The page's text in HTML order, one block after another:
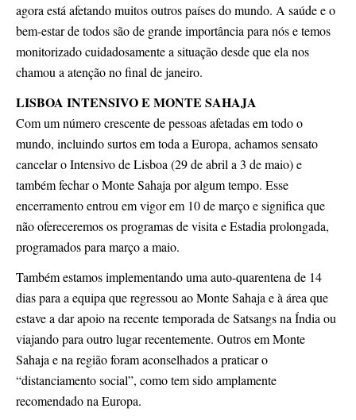
agora está afetando muitos outros países do mundo. A saúde e o
bem-estar de todos são de grande importância para nós e temos
monitorizado cuidadosamente a situação desde que ela nos
chamou a atenção no final de janeiro.
LISBOA INTENSIVO E MONTE SAHAJA
Com um número crescente de pessoas afetadas em todo o
mundo, incluindo surtos em toda a Europa, achamos sensato
cancelar o Intensivo de Lisboa (29 de abril a 3 de maio) e
também fechar o Monte Sahaja por algum tempo. Esse
encerramento entrou em vigor em 10 de março e significa que
não ofereceremos os programas de visita e Estadia prolongada,
programados para março a maio.
Também estamos implementando uma auto-quarentena de 14
dias para a equipa que regressou ao Monte Sahaja e à área que
estave a dar apoio na recente temporada de Satsangs na Índia ou
viajando para outro lugar recentemente. Outros em Monte
Sahaja e na região foram aconselhados a praticar o
“distanciamento social”, como tem sido amplamente
recomendado na Europa.